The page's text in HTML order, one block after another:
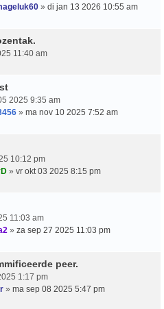
» di jan 13 2026 10:55 am
11:40 am
2025 9:35 am
» ma nov 10 2025 7:52 am
10:12 pm
» vr okt 03 2025 8:15 pm
11:03 am
» za sep 27 2025 11:03 pm
peer.
1:17 pm
» ma sep 08 2025 5:47 pm